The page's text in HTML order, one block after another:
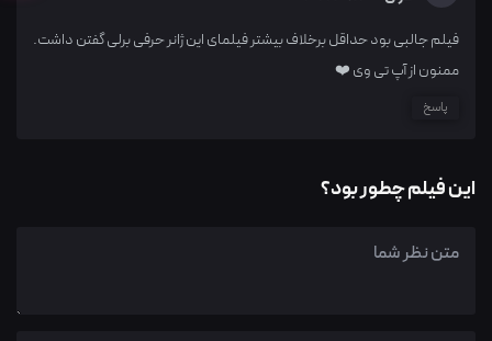
فیلم جالبی بود حداقل برخلاف بیشتر فیلمای این ژانر حرفی برلی گفتن داشت.
ممنون از آپ تی وی ❤️
پاسخ
این فیلم چطور بود؟